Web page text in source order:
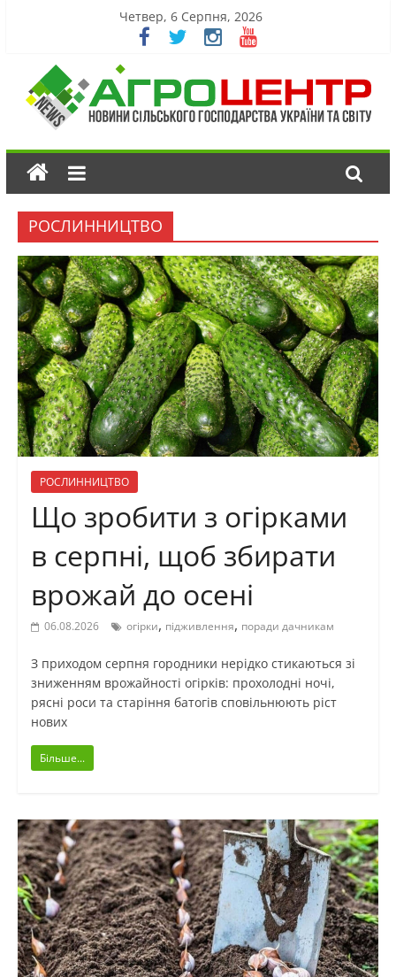
Четвер, 6 Серпня, 2026
РОСЛИННИЦТВО
РОСЛИННИЦТВО
Що зробити з огірками
в серпні, щоб збирати
врожай до осені
06.08.2026 огірки, підживлення, поради дачникам
З приходом серпня городники нерідко стикаються зі
зниженням врожайності огірків: прохолодні ночі,
рясні роси та старіння батогів сповільнюють ріст
нових
Більше...